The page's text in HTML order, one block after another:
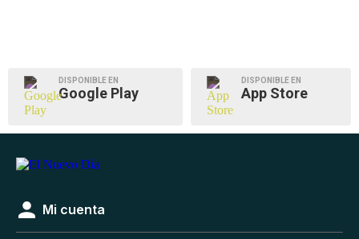
DISPONIBLE EN
Google Play
DISPONIBLE EN
App Store
Mi cuenta